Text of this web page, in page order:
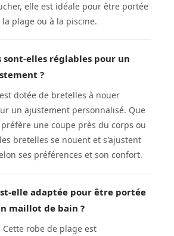
elle est idéale pour être portée
plage ou à la piscine.
sont-elles réglables pour un
?
dotée de bretelles à nouer
un ajustement personnalisé. Que
une coupe près du corps ou
bretelles se nouent et s'ajustent
ses préférences et son confort.
elle adaptée pour être portée
maillot de bain ?
robe de plage est